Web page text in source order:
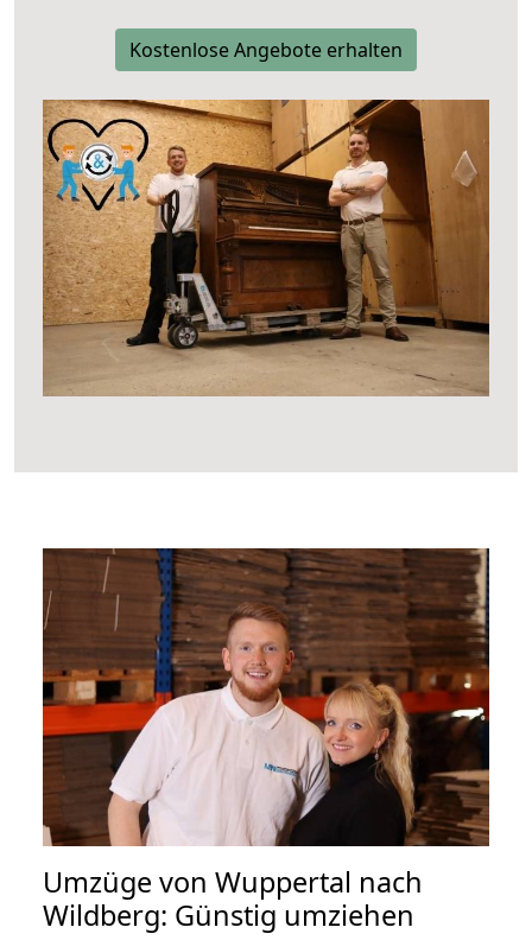
Kostenlose Angebote erhalten
Umzüge von Wuppertal nach
Wildberg: Günstig umziehen